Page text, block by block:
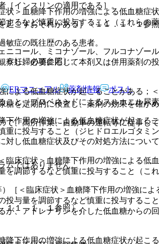
＞血糖降下作用の増強による低血糖症
るなど慎重に投与すること（これら
コール、ミコナゾール、フルコナゾー
し、必要に応じて本剤又は併用薬剤
よる低血糖症状が起こることがある；
と（プロベネシドによるスルホニル尿
作用の増強による低血糖症状が起こる
に投与すること（ジヒドロエルゴタ
床症状＞血糖降下作用の増強による低
調節するなど慎重に投与すること（こ
＜臨床症状＞血糖降下作用の増強に
与量を調節するなど慎重に投与するこ
、アドレナリンを介した低血糖から
下作用の増強による低血糖症状が起こ
インスリンの適用である］。
こすおそれがある］〔１１．１．１参
症の既往歴のある患者。
５妊婦の項参照〕。
を定期的に検査し、薬剤の効果を確か
、高所作業、自動車の運転等に従事し
し低血糖症状及びその対処方法につい
１１．１．１参照〕。
ERマニュアル 薬剤情報 ポスト
ムではありません。